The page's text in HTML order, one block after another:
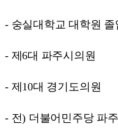
- 숭실대학교 대학원
- 제6대 파주시의원
- 제10대 경기도의원
- 전) 더불어민주당 파